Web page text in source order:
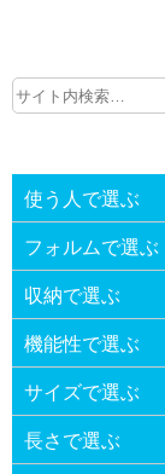
使う人で選ぶ
フォルムで選ぶ
収納で選ぶ
機能性で選ぶ
サイズで選ぶ
長さで選ぶ